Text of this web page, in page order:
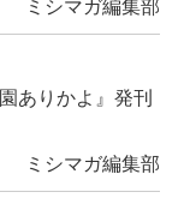
ミシマガ編集部
ありかよ』発刊
ミシマガ編集部